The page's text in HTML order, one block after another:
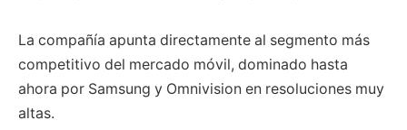
La compañía apunta directamente al segmento más
competitivo del mercado móvil, dominado hasta
ahora por Samsung y Omnivision en resoluciones muy
altas.